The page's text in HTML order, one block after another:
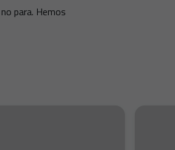
para. Hemos